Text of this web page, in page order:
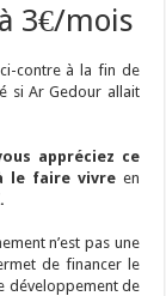
3€/mois
contre à la fin de
si Ar Gedour allait
appréciez ce
le faire vivreen
n’est pas une
de financer le
développement de